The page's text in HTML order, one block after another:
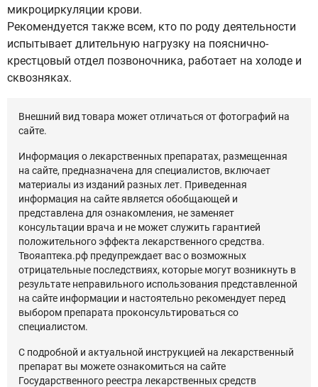
микроциркуляции крови.
Рекомендуется также всем, кто по роду деятельности
испытывает длительную нагрузку на пояснично-
крестцовый отдел позвоночника, работает на холоде и
сквозняках.
Внешний вид товара может отличаться от фотографий на
сайте.
Информация о лекарственных препаратах, размещенная
на сайте, предназначена для специалистов, включает
материалы из изданий разных лет. Приведенная
информация на сайте является обобщающей и
представлена для ознакомления, не заменяет
консультации врача и не может служить гарантией
положительного эффекта лекарственного средства.
Твояаптека.рф предупреждает вас о возможных
отрицательные последствиях, которые могут возникнуть в
результате неправильного использования представленной
на сайте информации и настоятельно рекомендует перед
выбором препарата проконсультироваться со
специалистом.
С подробной и актуальной инструкцией на лекарственный
препарат вы можете ознакомиться на сайте
Государственного реестра лекарственных средств